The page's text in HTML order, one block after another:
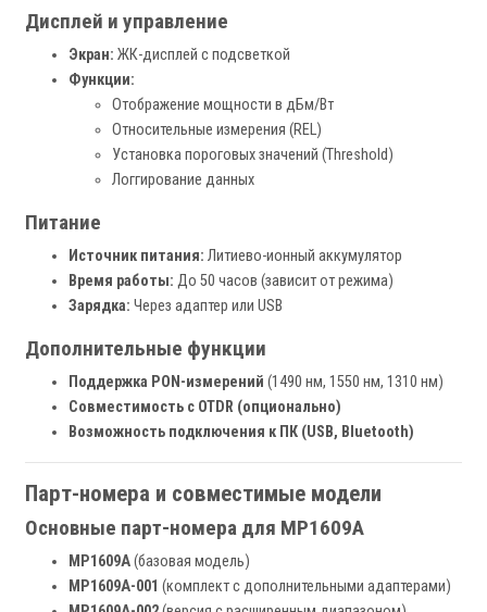
Дисплей и управление
Экран: ЖК-дисплей с подсветкой
Функции:
Отображение мощности в дБм/Вт
Относительные измерения (REL)
Установка пороговых значений (Threshold)
Логгирование данных
Питание
Источник питания: Литиево-ионный аккумулятор
Время работы: До 50 часов (зависит от режима)
Зарядка: Через адаптер или USB
Дополнительные функции
Поддержка PON-измерений (1490 нм, 1550 нм, 1310 нм)
Совместимость с OTDR (опционально)
Возможность подключения к ПК (USB, Bluetooth)
Парт-номера и совместимые модели
Основные парт-номера для MP1609A
MP1609A(базовая модель)
MP1609A-001 (комплект с дополнительными адаптерами)